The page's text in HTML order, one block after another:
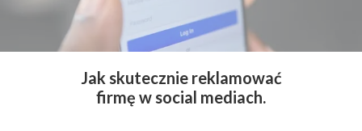
Jak skutecznie reklamować
firmę w social mediach.